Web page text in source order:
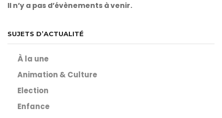
Il n’y a pas d’évènements à venir.
SUJETS D’ACTUALITÉ
À la une
Animation & Culture
Election
Enfance